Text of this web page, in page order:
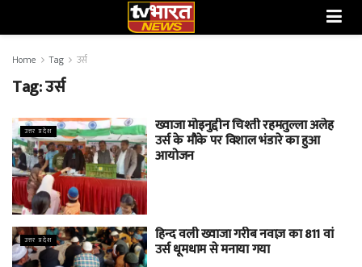
Home Tag उर्स
Tag:उर्स
उत्तर प्रदेश ख्वाजा मोइनुद्दीन चिश्ती रहमतुल्ला अलेह
उर्स के मौके पर विशाल भंडारे का हुआ
आयोजन
उत्तर प्रदेश हिन्द वली ख्वाजा गरीब नवाज़ का 811 वां
उर्स धूमधाम से मनाया गया